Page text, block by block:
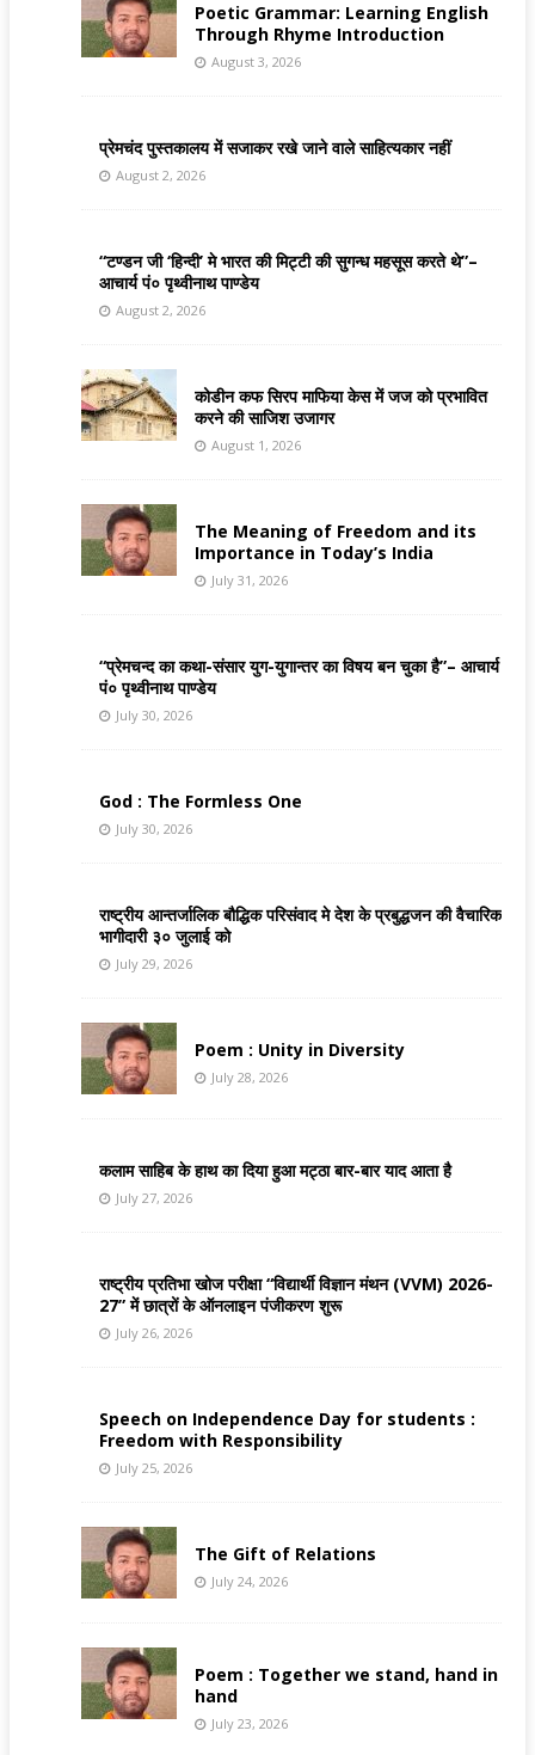
Poetic Grammar: Learning English
Through Rhyme Introduction
August 3, 2026
प्रेमचंद पुस्तकालय में सजाकर रखे जाने वाले साहित्यकार नहीं
August 2, 2026
“टण्डन जी ‘हिन्दी’ मे भारत की मिट्टी की सुगन्ध महसूस करते थे”–
आचार्य पं० पृथ्वीनाथ पाण्डेय
August 2, 2026
कोडीन कफ सिरप माफिया केस में जज को प्रभावित
करने की साजिश उजागर
August 1, 2026
The Meaning of Freedom and its
Importance in Today’s India
July 31, 2026
“प्रेमचन्द का कथा-संसार युग-युगान्तर का विषय बन चुका है”– आचार्य
पं० पृथ्वीनाथ पाण्डेय
July 30, 2026
God : The Formless One
July 30, 2026
राष्ट्रीय आन्तर्जालिक बौद्धिक परिसंवाद मे देश के प्रबुद्धजन की वैचारिक
भागीदारी ३० जुलाई को
July 29, 2026
Poem : Unity in Diversity
July 28, 2026
कलाम साहिब के हाथ का दिया हुआ मट्ठा बार-बार याद आता है
July 27, 2026
राष्ट्रीय प्रतिभा खोज परीक्षा “विद्यार्थी विज्ञान मंथन (VVM) 2026-
27” में छात्रों के ऑनलाइन पंजीकरण शुरू
July 26, 2026
Speech on Independence Day for students :
Freedom with Responsibility
July 25, 2026
The Gift of Relations
July 24, 2026
Poem : Together we stand, hand in
hand
July 23, 2026